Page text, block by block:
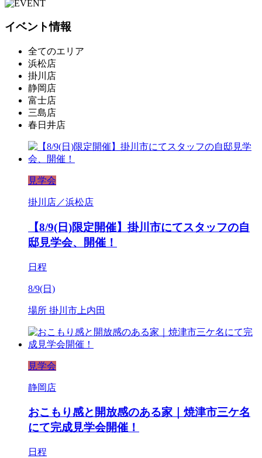
イベント情報
全てのエリア
浜松店
掛川店
静岡店
富士店
三島店
春日井店
見学会
掛川店／浜松店
【8/9(日)限定開催】掛川市にてスタッフの自
邸見学会、開催！
日程
8/9(日)
場所 掛川市上内田
見学会
静岡店
おこもり感と開放感のある家｜焼津市三ケ名
にて完成見学会開催！
日程